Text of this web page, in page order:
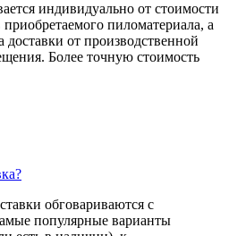
индивидуально от стоимости
приобретаемого пиломатериала, а
доставки от производственной
Более точную стоимость
обговариваются с
популярные варианты